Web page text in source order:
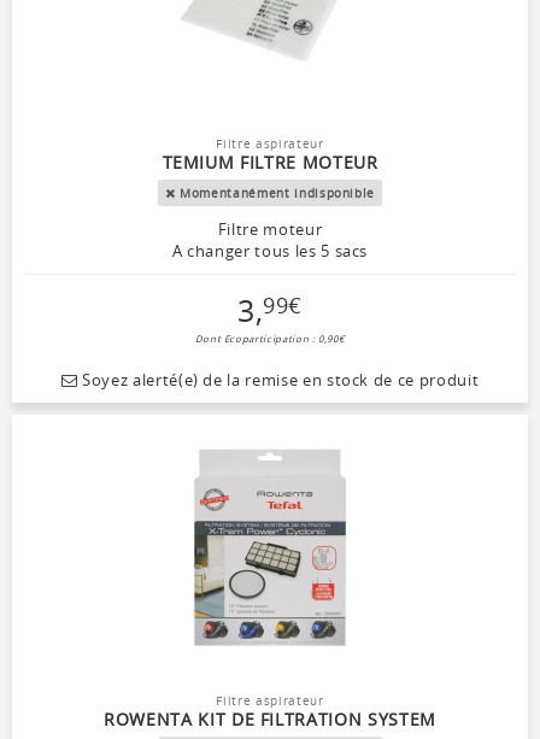
Filtre aspirateur
TEMIUM FILTRE MOTEUR
Momentanément indisponible
Filtre moteur
A changer tous les 5 sacs
3,99€
Dont Ecoparticipation : 0,90€
Soyez alerté(e) de la remise en stock de ce produit
Filtre aspirateur
ROWENTA KIT DE FILTRATION SYSTEM